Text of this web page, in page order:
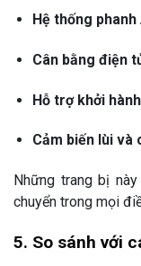
Hệ thống phanh
Cân bằng điện
Hỗ trợ khởi
Cảm biến lùi và
Những trang bị
chuyển trong mọi
5. So sánh với